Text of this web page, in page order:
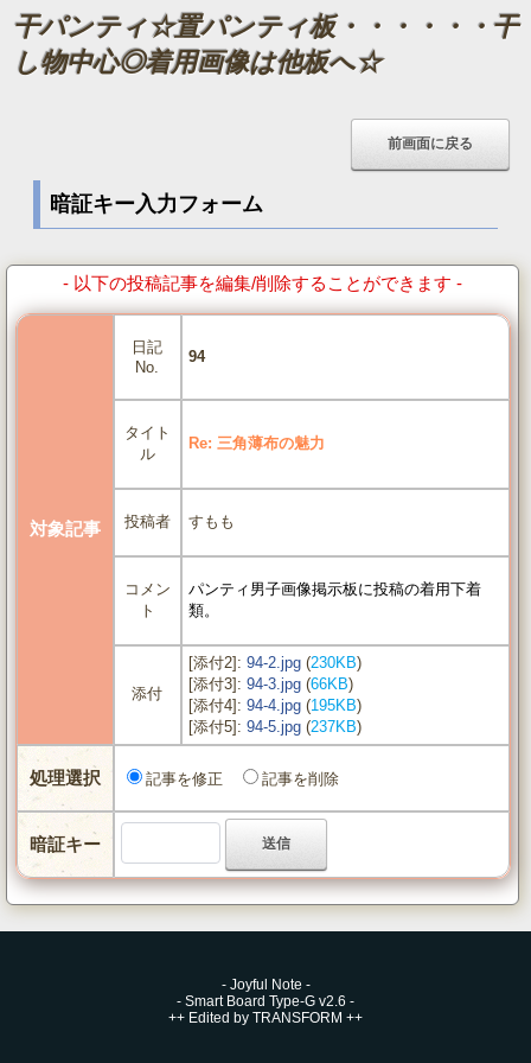
干パンティ☆置パンティ板・・・・・・干
し物中心◎着用画像は他板へ☆
暗証キー入力フォーム
- 以下の投稿記事を編集/削除することができます -
対象記事
日記
No.
94
タイト
ル
Re: 三角薄布の魅力
投稿者 すもも
コメン
ト
パンティ男子画像掲示板に投稿の着用下着
類。
添付
[添付2]: 94-2.jpg(230KB)
[添付3]: 94-3.jpg(66KB)
[添付4]: 94-4.jpg(195KB)
[添付5]: 94-5.jpg(237KB)
処理選択 記事を修正 記事を削除
暗証キー
- Joyful Note -
- Smart Board Type-G v2.6 -
++ Edited by TRANSFORM ++